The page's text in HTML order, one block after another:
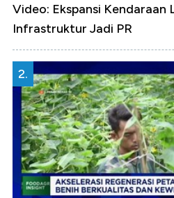
Video: Ekspansi Kendaraan
Infrastruktur Jadi PR
2.